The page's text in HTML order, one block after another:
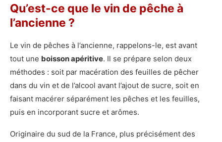
Qu’est-ce que le vin de pêche à
l’ancienne ?
Le vin de pêches à l’ancienne, rappelons-le, est avant
tout une boisson apéritive. Il se prépare selon deux
méthodes : soit par macération des feuilles de pêcher
dans du vin et de l’alcool avant l’ajout de sucre, soit en
faisant macérer séparément les pêches et les feuilles,
puis en incorporant sucre et arômes.
Originaire du sud de la France, plus précisément des